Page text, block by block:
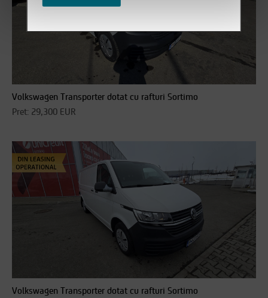
Volkswagen Transporter dotat cu rafturi Sortimo
Pret: 29,300 EUR
Volkswagen Transporter dotat cu rafturi Sortimo